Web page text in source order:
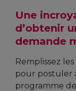
Une
d’obtenir
demande
Remplissez
pour postuler
programme